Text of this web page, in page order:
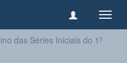
das Séries Iniciais do 1º